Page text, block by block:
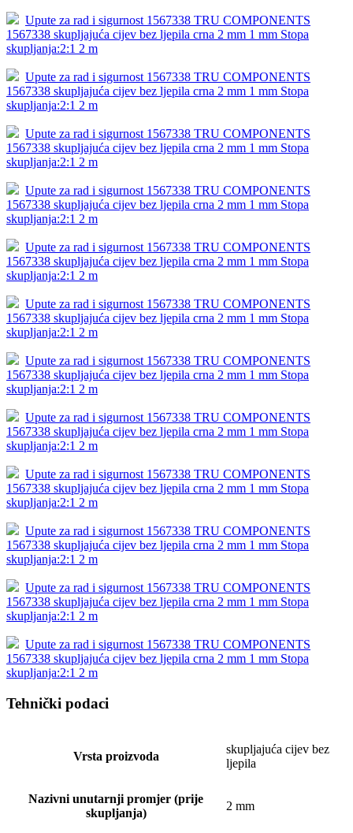
Upute za rad i sigurnost 1567338 TRU COMPONENTS
1567338 skupljajuća cijev bez ljepila crna 2 mm 1 mm Stopa
skupljanja:2:1 2 m
Upute za rad i sigurnost 1567338 TRU COMPONENTS
1567338 skupljajuća cijev bez ljepila crna 2 mm 1 mm Stopa
skupljanja:2:1 2 m
Upute za rad i sigurnost 1567338 TRU COMPONENTS
1567338 skupljajuća cijev bez ljepila crna 2 mm 1 mm Stopa
skupljanja:2:1 2 m
Upute za rad i sigurnost 1567338 TRU COMPONENTS
1567338 skupljajuća cijev bez ljepila crna 2 mm 1 mm Stopa
skupljanja:2:1 2 m
Upute za rad i sigurnost 1567338 TRU COMPONENTS
1567338 skupljajuća cijev bez ljepila crna 2 mm 1 mm Stopa
skupljanja:2:1 2 m
Upute za rad i sigurnost 1567338 TRU COMPONENTS
1567338 skupljajuća cijev bez ljepila crna 2 mm 1 mm Stopa
skupljanja:2:1 2 m
Upute za rad i sigurnost 1567338 TRU COMPONENTS
1567338 skupljajuća cijev bez ljepila crna 2 mm 1 mm Stopa
skupljanja:2:1 2 m
Upute za rad i sigurnost 1567338 TRU COMPONENTS
1567338 skupljajuća cijev bez ljepila crna 2 mm 1 mm Stopa
skupljanja:2:1 2 m
Upute za rad i sigurnost 1567338 TRU COMPONENTS
1567338 skupljajuća cijev bez ljepila crna 2 mm 1 mm Stopa
skupljanja:2:1 2 m
Upute za rad i sigurnost 1567338 TRU COMPONENTS
1567338 skupljajuća cijev bez ljepila crna 2 mm 1 mm Stopa
skupljanja:2:1 2 m
Upute za rad i sigurnost 1567338 TRU COMPONENTS
1567338 skupljajuća cijev bez ljepila crna 2 mm 1 mm Stopa
skupljanja:2:1 2 m
Upute za rad i sigurnost 1567338 TRU COMPONENTS
1567338 skupljajuća cijev bez ljepila crna 2 mm 1 mm Stopa
skupljanja:2:1 2 m
Tehnički podaci
Vrsta proizvoda
skupljajuća cijev bez
ljepila
Nazivni unutarnji promjer (prije
skupljanja)
2 mm